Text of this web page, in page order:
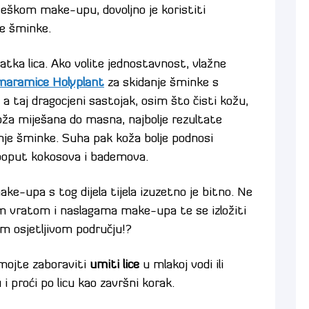
make-upu, dovoljno je koristiti
šminke.
lica. Ako volite jednostavnost, vlažne
Holyplant za skidanje šminke s
a taj dragocjeni sastojak, osim što čisti kožu,
miješana do masna, najbolje rezultate
šminke. Suha pak koža bolje podnosi
kokosova i bademova.
upa s tog dijela tijela izuzetno je bitno. Ne
vratom i naslagama make-upa te se izložiti
osjetljivom području!?
zaboraviti umiti lice u mlakoj vodi ili
proći po licu kao završni korak.